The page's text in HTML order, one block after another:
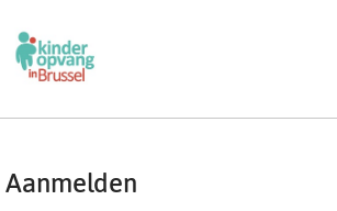
Aanmelden